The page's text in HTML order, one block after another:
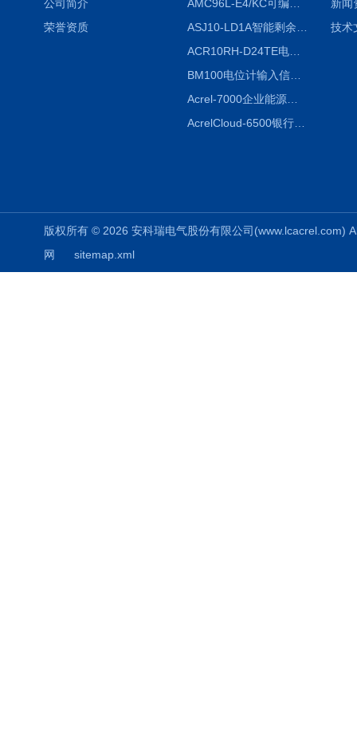
公司简介
荣誉资质
AMC96L-E4/KC可编程智能电测表多功能表
ASJ10-LD1A智能剩余电流继电器厂家
ACR10RH-D24TE电力仪表外置开口式互感器
BM100电位计输入信号隔离器
Acrel-7000企业能源管控平台
AcrelCloud-6500银行业安全用电能耗云平台
新闻
技术
版权所有 © 2026 安科瑞电气股份有限公司
网
sitemap.xml